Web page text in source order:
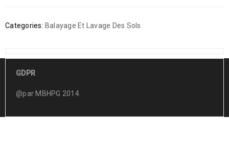
Categories: Balayage Et Lavage Des Sols
GDPR
@par MBHPG 2014